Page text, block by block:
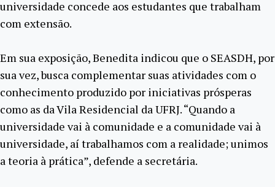
universidade concede aos estudantes que trabalham
com extensão.
Em sua exposição, Benedita indicou que o SEASDH, por
sua vez, busca complementar suas atividades com o
conhecimento produzido por iniciativas prósperas
como as da Vila Residencial da UFRJ. “Quando a
universidade vai à comunidade e a comunidade vai à
universidade, aí trabalhamos com a realidade; unimos
a teoria à prática”, defende a secretária.